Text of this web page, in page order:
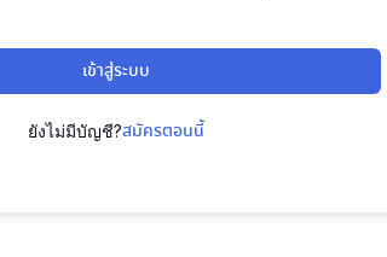
เข้าสู่ระบบ
ยังไม่มีบัญชี?สมัครตอนนี้